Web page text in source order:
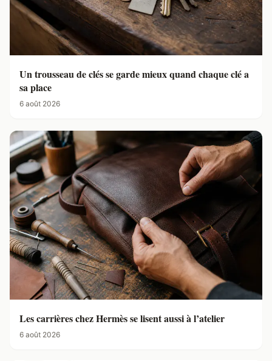
Un trousseau de clés se garde mieux quand chaque clé a
sa place
6 août 2026
Les carrières chez Hermès se lisent aussi à l’atelier
6 août 2026